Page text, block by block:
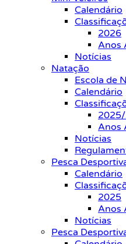
Calendário
2026
Anos
Notícias
Natação
Escola de
Calendário
Anos
Notícias
Pesca
Calendário
2025
Anos
Notícias
Pesca